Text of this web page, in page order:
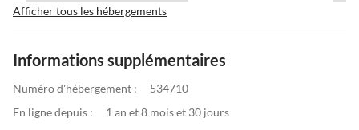
Afficher tous les hébergements
Informations supplémentaires
Numéro d'hébergement :
534710
En ligne depuis :
1 an et 8 mois et 30 jours